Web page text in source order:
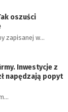
oszuści
zapisanej w…
Inwestycje z
napędzają popyt